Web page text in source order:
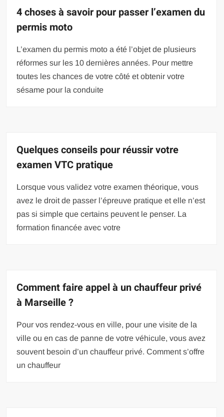
4 choses à savoir pour passer l’examen du
permis moto
L’examen du permis moto a été l’objet de plusieurs
réformes sur les 10 dernières années. Pour mettre
toutes les chances de votre côté et obtenir votre
sésame pour la conduite
Quelques conseils pour réussir votre
examen VTC pratique
Lorsque vous validez votre examen théorique, vous
avez le droit de passer l’épreuve pratique et elle n’est
pas si simple que certains peuvent le penser. La
formation financée avec votre
Comment faire appel à un chauffeur privé
à Marseille ?
Pour vos rendez-vous en ville, pour une visite de la
ville ou en cas de panne de votre véhicule, vous avez
souvent besoin d’un chauffeur privé. Comment s’offre
un chauffeur